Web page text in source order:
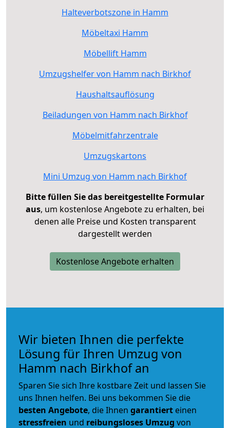
Halteverbotszone in Hamm
Möbeltaxi Hamm
Möbellift Hamm
Umzugshelfer von Hamm nach Birkhof
Haushaltsauflösung
Beiladungen von Hamm nach Birkhof
Möbelmitfahrzentrale
Umzugskartons
Mini Umzug von Hamm nach Birkhof
Bitte füllen Sie das bereitgestellte Formular
aus, um kostenlose Angebote zu erhalten, bei
denen alle Preise und Kosten transparent
dargestellt werden
Kostenlose Angebote erhalten
Wir bieten Ihnen die perfekte
Lösung für Ihren Umzug von
Hamm nach Birkhof an
Sparen Sie sich Ihre kostbare Zeit und lassen Sie
uns Ihnen helfen. Bei uns bekommen Sie die
besten Angebote, die Ihnen garantiert einen
stressfreien und reibungsloses Umzug von